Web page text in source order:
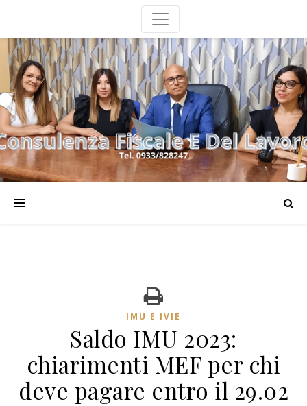
IMU E IVIE
Saldo IMU 2023:
chiarimenti MEF per chi
deve pagare entro il 29.02